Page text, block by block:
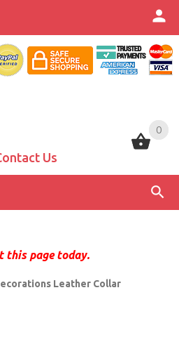
0
Us
0
this page today.
Leather Collar